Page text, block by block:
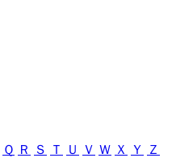
Ｑ Ｒ Ｓ Ｔ Ｕ Ｖ Ｗ Ｘ Ｙ Ｚ